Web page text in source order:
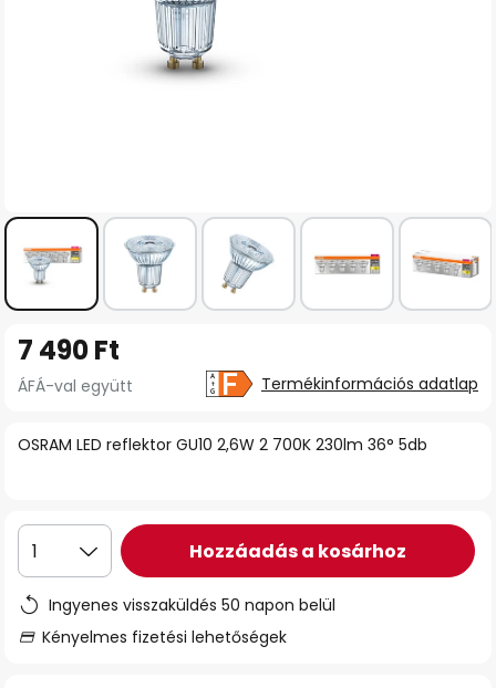
képgaléria
OSRAM LED reflektor GU10 2,6W 2 700K 230lm 36° 5db
7 490 Ft
ÁFÁ-val együtt Termékinformációs adatlap
1 Hozzáadás a kosárhoz
Ingyenes visszaküldés 50 napon belül
Kényelmes fizetési lehetőségek